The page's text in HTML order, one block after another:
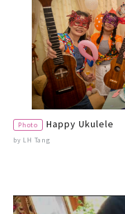
Photo Happy Ukulele
by LH Tang